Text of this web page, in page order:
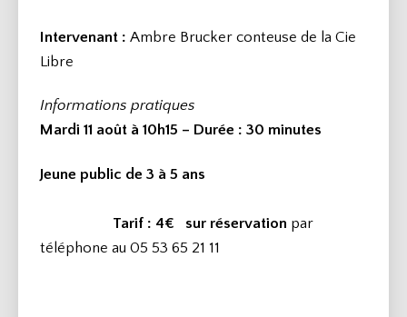
Intervenant : Ambre Brucker conteuse de la Cie
Libre
Informations pratiques
Mardi 11 août à 10h15 – Durée : 30 minutes
Jeune public de 3 à 5 ans
Tarif : 4€ sur réservation par
téléphone au 05 53 65 21 11